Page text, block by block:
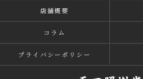
店舗概要
コラム
プライバシーポリシー